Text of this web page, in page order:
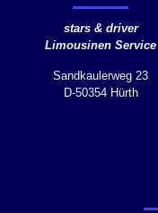
stars & driver
Limousinen Service
Sandkaulerweg 23
D-50354 Hürth